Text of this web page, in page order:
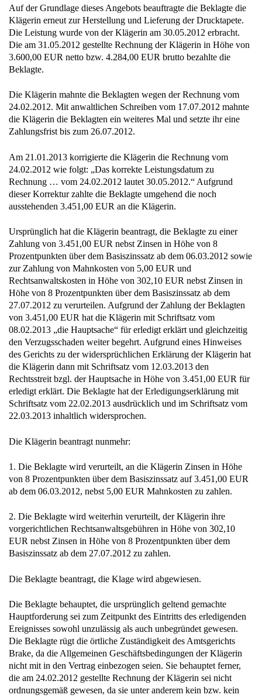
Auf der Grundlage dieses Angebots beauftragte die Beklagte die
Klägerin erneut zur Herstellung und Lieferung der Drucktapete.
Die Leistung wurde von der Klägerin am 30.05.2012 erbracht.
Die am 31.05.2012 gestellte Rechnung der Klägerin in Höhe von
3.600,00 EUR netto bzw. 4.284,00 EUR brutto bezahlte die
Beklagte.
Die Klägerin mahnte die Beklagten wegen der Rechnung vom
24.02.2012. Mit anwaltlichen Schreiben vom 17.07.2012 mahnte
die Klägerin die Beklagten ein weiteres Mal und setzte ihr eine
Zahlungsfrist bis zum 26.07.2012.
Am 21.01.2013 korrigierte die Klägerin die Rechnung vom
24.02.2012 wie folgt: „Das korrekte Leistungsdatum zu
Rechnung … vom 24.02.2012 lautet 30.05.2012.“ Aufgrund
dieser Korrektur zahlte die Beklagte umgehend die noch
ausstehenden 3.451,00 EUR an die Klägerin.
Ursprünglich hat die Klägerin beantragt, die Beklagte zu einer
Zahlung von 3.451,00 EUR nebst Zinsen in Höhe von 8
Prozentpunkten über dem Basiszinssatz ab dem 06.03.2012 sowie
zur Zahlung von Mahnkosten von 5,00 EUR und
Rechtsanwaltskosten in Höhe von 302,10 EUR nebst Zinsen in
Höhe von 8 Prozentpunkten über dem Basiszinssatz ab dem
27.07.2012 zu verurteilen. Aufgrund der Zahlung der Beklagten
von 3.451,00 EUR hat die Klägerin mit Schriftsatz vom
08.02.2013 „die Hauptsache“ für erledigt erklärt und gleichzeitig
den Verzugsschaden weiter begehrt. Aufgrund eines Hinweises
des Gerichts zu der widersprüchlichen Erklärung der Klägerin hat
die Klägerin dann mit Schriftsatz vom 12.03.2013 den
Rechtsstreit bzgl. der Hauptsache in Höhe von 3.451,00 EUR für
erledigt erklärt. Die Beklagte hat der Erledigungserklärung mit
Schriftsatz vom 22.02.2013 ausdrücklich und im Schriftsatz vom
22.03.2013 inhaltlich widersprochen.
Die Klägerin beantragt nunmehr:
1. Die Beklagte wird verurteilt, an die Klägerin Zinsen in Höhe
von 8 Prozentpunkten über dem Basiszinssatz auf 3.451,00 EUR
ab dem 06.03.2012, nebst 5,00 EUR Mahnkosten zu zahlen.
2. Die Beklagte wird weiterhin verurteilt, der Klägerin ihre
vorgerichtlichen Rechtsanwaltsgebühren in Höhe von 302,10
EUR nebst Zinsen in Höhe von 8 Prozentpunkten über dem
Basiszinssatz ab dem 27.07.2012 zu zahlen.
Die Beklagte beantragt, die Klage wird abgewiesen.
Die Beklagte behauptet, die ursprünglich geltend gemachte
Hauptforderung sei zum Zeitpunkt des Eintritts des erledigenden
Ereignisses sowohl unzulässig als auch unbegründet gewesen.
Die Beklagte rügt die örtliche Zuständigkeit des Amtsgerichts
Brake, da die Allgemeinen Geschäftsbedingungen der Klägerin
nicht mit in den Vertrag einbezogen seien. Sie behauptet ferner,
die am 24.02.2012 gestellte Rechnung der Klägerin sei nicht
ordnungsgemäß gewesen, da sie unter anderem kein bzw. kein